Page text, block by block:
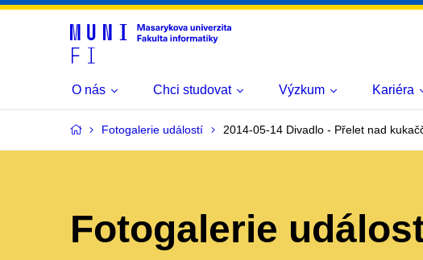
O nás Chci studovat Výzkum Kariéra
Fotogalerie událostí 2014-05-14 Divadlo - Přelet nad
Fotogalerie